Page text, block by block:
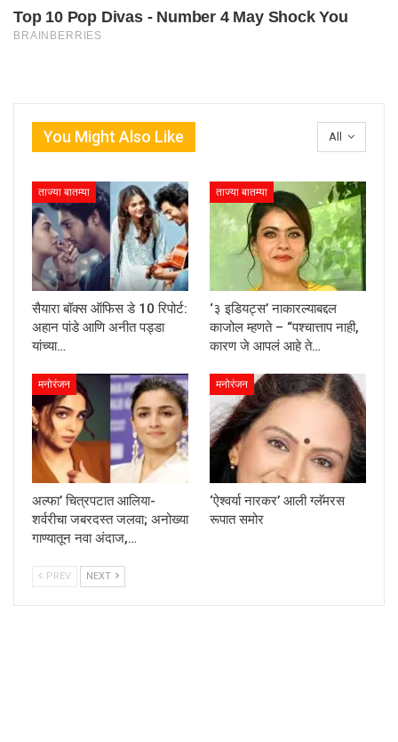
All
You Might Also Like
ताज्या बातम्या
सैयारा बॉक्स ऑफिस डे 10 रिपोर्ट:
अहान पांडे आणि अनीत पड्डा
यांच्या…
ताज्या बातम्या
‘३ इडियट्स’ नाकारल्याबद्दल
काजोल म्हणते – “पश्चात्ताप नाही,
कारण जे आपलं आहे ते…
मनोरंजन
अल्फा’ चित्रपटात आलिया-
शर्वरीचा जबरदस्त जलवा; अनोख्या
गाण्यातून नवा अंदाज,…
मनोरंजन
‘ऐश्वर्या नारकर’ आली ग्लॅमरस
रूपात समोर
PREV NEXT